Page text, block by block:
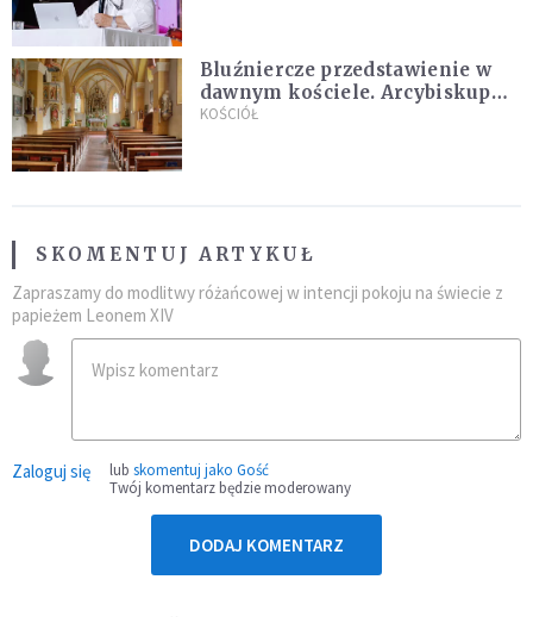
Bluźniercze przedstawienie w
dawnym kościele. Arcybiskup
stanowczo reaguje
KOŚCIÓŁ
SKOMENTUJ ARTYKUŁ
Zapraszamy do modlitwy różańcowej w intencji pokoju na świecie z
papieżem Leonem XIV
Zaloguj się lub skomentuj jako Gość
Twój komentarz będzie moderowany
DODAJ KOMENTARZ